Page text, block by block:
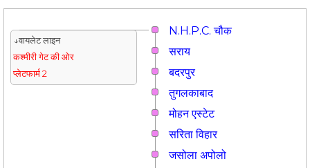
N.H.P.C. चौक
↓वायलेट लाइन
कश्मीरी गेट की ओर
प्लेटफार्म 2
सराय
बदरपुर
तुगलकाबाद
मोहन एस्टेट
सरिता विहार
जसोला अपोलो